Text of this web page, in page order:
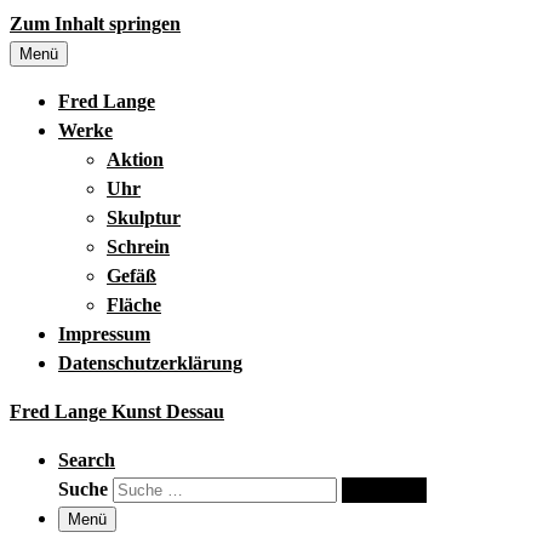
Zum Inhalt springen
Menü
Fred Lange
Werke
Aktion
Uhr
Skulptur
Schrein
Gefäß
Fläche
Impressum
Datenschutzerklärung
Fred Lange Kunst Dessau
Search
Suche
Menü